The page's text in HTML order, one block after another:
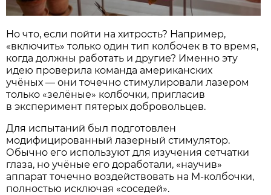
Но что, если пойти на хитрость? Например,
«включить» только один тип колбочек в то время,
когда должны работать и другие? Именно эту
идею проверила команда американских
учёных — они точечно стимулировали лазером
только «зелёные» колбочки, пригласив
в эксперимент пятерых добровольцев.
Для испытаний был подготовлен
модифицированный лазерный стимулятор.
Обычно его используют для изучения сетчатки
глаза, но учёные его доработали, «научив»
аппарат точечно воздействовать на M-колбочки,
полностью исключая «соседей».